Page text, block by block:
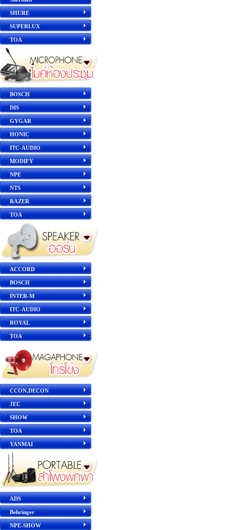
SHURE
SUPERLUX
TOA
BOSCH
DIS
GYGAR
HONIC
ITC-AUDIO
MODIFY
NPE
NTS
RAZER
TOA
ACCORD
BOSCH
INTER-M
ITC-AUDIO
ROYAL
TOA
CCON,DECON
JEC
SHOW
TOA
YANMAI
ADS
Behringer
NPE-SHOW